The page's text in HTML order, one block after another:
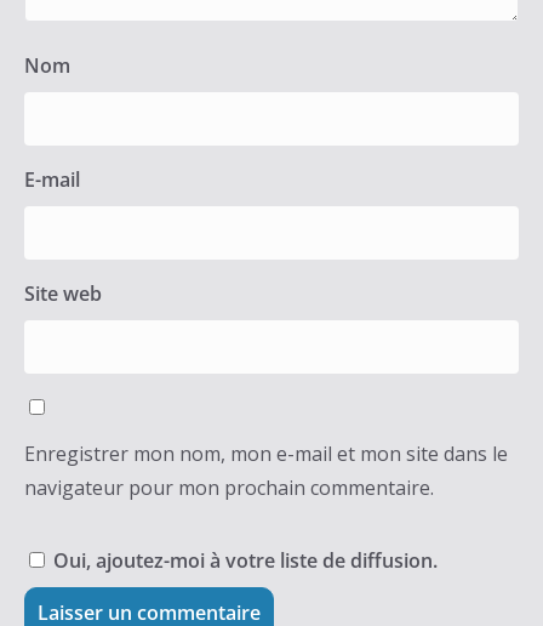
Nom
E-mail
Site web
Enregistrer mon nom, mon e-mail et mon site dans le
navigateur pour mon prochain commentaire.
Oui, ajoutez-moi à votre liste de diffusion.